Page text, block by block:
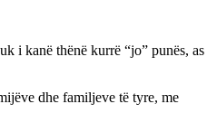
i kanë thënë kurrë “jo” punës, as
dhe familjeve të tyre, me